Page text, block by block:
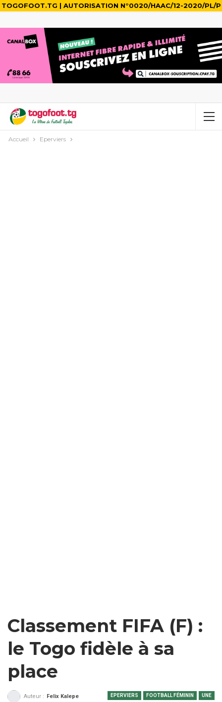
TOGOFOOT.TG | AUTORISATION N°0020/HAAC/12-2020/PL/P
Accueil Eperviers
Classement FIFA (F) :
le Togo fidèle à sa
place
EPERVIERS FOOTBALL FÉMININ UNE
Auteur :
Felix Kalepe